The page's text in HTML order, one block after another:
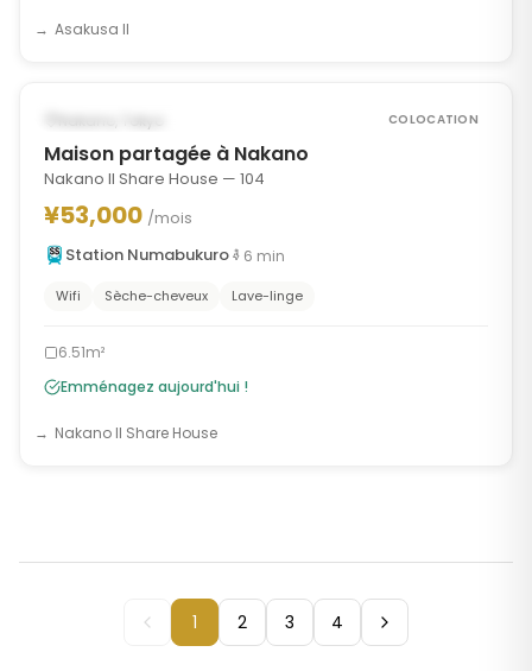
Asakusa II
Nakano, Tokyo COLOCATION
Maison partagée à Nakano
Nakano II Share House — 104
¥53,000 /mois
Station Numabukuro
6 min
Wifi Sèche-cheveux Lave-linge
6.51m²
Emménagez aujourd'hui !
Nakano II Share House
1 2 3 4